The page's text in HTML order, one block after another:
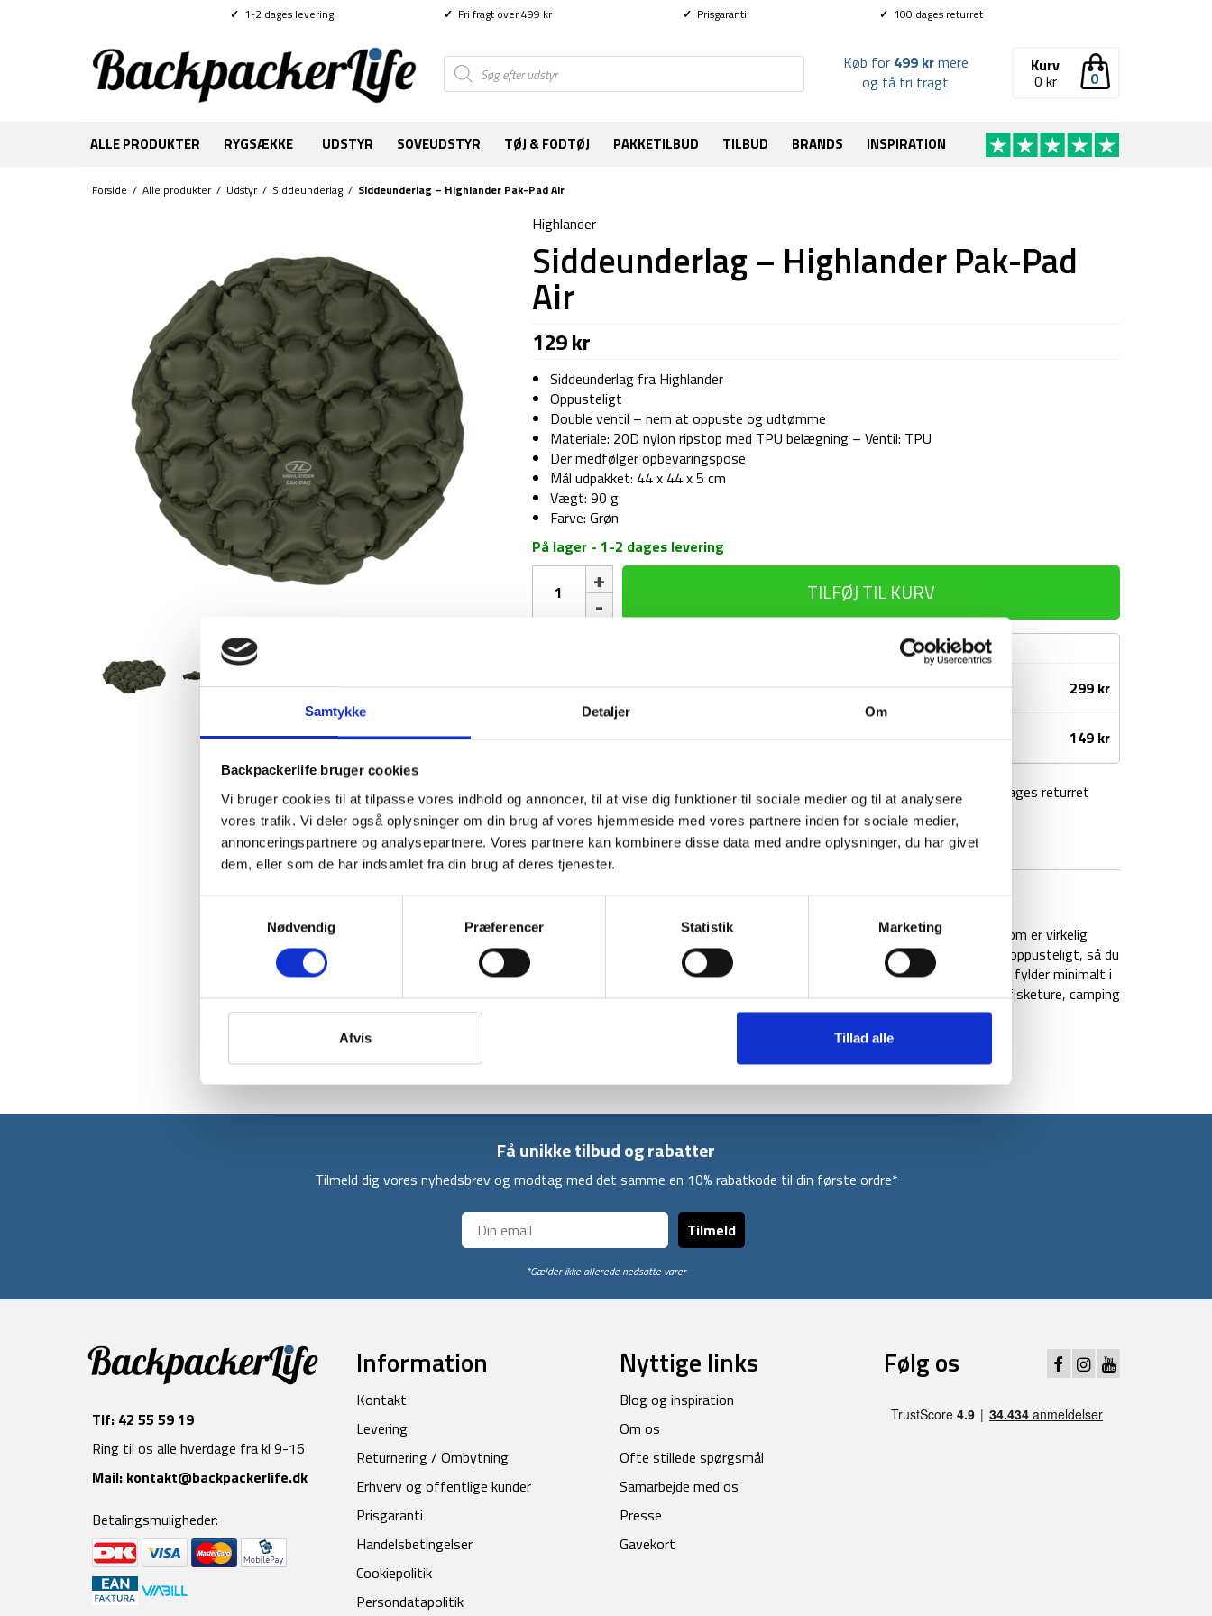
Samtykke Detaljer Om
Backpackerlife bruger cookies
Vi bruger cookies til at tilpasse vores indhold og annoncer, til at vise dig funktioner til sociale medier og til at analysere
vores trafik. Vi deler også oplysninger om din brug af vores hjemmeside med vores partnere inden for sociale medier,
annonceringspartnere og analysepartnere. Vores partnere kan kombinere disse data med andre oplysninger, du har givet
dem, eller som de har indsamlet fra din brug af deres tjenester.
Nødvendig
Præferencer Statistik Marketing
Afvis Tillad alle
✓ 1-2 dages levering ✓ Fri fragt over 499 kr ✓ Prisgaranti ✓ 100 dages returret
Products
search 0
Kurv
0 kr
Køb for 499 krmere
og få fri fragt
ALLE PRODUKTER RYGSÆKKE UDSTYR SOVEUDSTYR TØJ & FODTØJ PAKKETILBUD TILBUD BRANDS INSPIRATION
Forside / Alle produkter/ Udstyr/ Siddeunderlag / Siddeunderlag – Highlander Pak-Pad Air
Highlander
Siddeunderlag – Highlander Pak-Pad
Air
129kr
Siddeunderlag fra Highlander
Oppusteligt
Double ventil – nem at oppuste og udtømme
Materiale: 20D nylon ripstop med TPU belægning – Ventil: TPU
Der medfølger opbevaringspose
Mål udpakket: 44 x 44 x 5 cm
Vægt: 90 g
Farve: Grøn
På lager - 1-2 dages levering
Siddeunderlag
Highlander
antal
TILFØJ TIL KURV
Backpackerlife anbefaler sammen med
Luftpumpe
Genopladelig
Luftpumpe - Highlander Wee Banshee - Genopladelig 299 kr
Luftpumpe
Puff
sack
Luftpumpe - Highlander Puff sack 149 kr
1-2 dages levering Fri fragt over 499 kr 100 dages returret
BESKRIVELSE BRAND FAQ
Pak-Pad air siddeunderlag fra Highlander er et let og kompakt siddeunderlag, som er virkelig
godt til de lange ture, hvor der er brug for stops undervejs. Siddeunderlaget er oppusteligt, så du
kan puste det op med en pumpe eller munden. Det har en lille pakkestørrelse og fylder minimalt i
rygsækken. Det selvoppustelige siddeunderlag er god til alt fra havearbejde til fisketure, camping
Få unikke tilbud og rabatter
Tilmeld dig vores nyhedsbrev og modtag med det samme en 10% rabatkode til din første ordre*
Tilmeld
*Gælder ikke allerede nedsatte varer
Tlf: 42 55 59 19
Ring til os alle hverdage fra kl 9-16
Mail: kontakt@backpackerlife.dk
Betalingsmuligheder:
Information
Kontakt
Levering
Returnering / Ombytning
Erhverv og offentlige kunder
Prisgaranti
Handelsbetingelser
Cookiepolitik
Persondatapolitik
Nyttige links
Blog og inspiration
Om os
Ofte stillede spørgsmål
Samarbejde med os
Presse
Gavekort
Følg os